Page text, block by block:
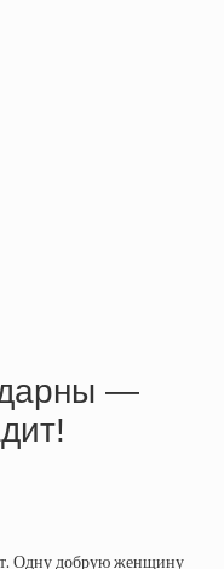
—
Одну добрую женщину